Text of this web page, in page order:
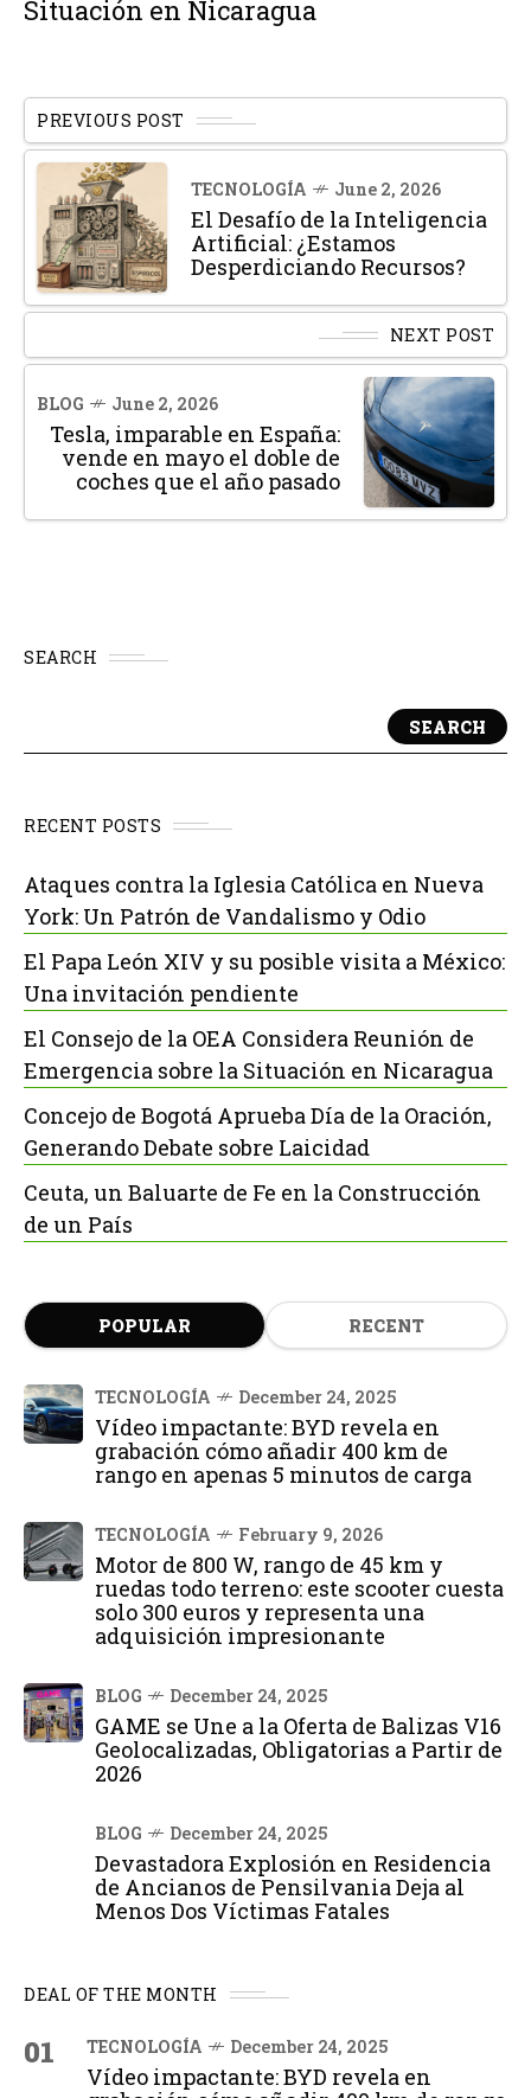
Situación en Nicaragua
PREVIOUS POST
TECNOLOGÍA June 2, 2026
El Desafío de la Inteligencia
Artificial: ¿Estamos
Desperdiciando Recursos?
NEXT POST
BLOG June 2, 2026
Tesla, imparable en España:
vende en mayo el doble de
coches que el año pasado
SEARCH
SEARCH
RECENT POSTS
Ataques contra la Iglesia Católica en Nueva
York: Un Patrón de Vandalismo y Odio
El Papa León XIV y su posible visita a México:
Una invitación pendiente
El Consejo de la OEA Considera Reunión de
Emergencia sobre la Situación en Nicaragua
Concejo de Bogotá Aprueba Día de la Oración,
Generando Debate sobre Laicidad
Ceuta, un Baluarte de Fe en la Construcción
de un País
POPULAR RECENT
TECNOLOGÍA December 24, 2025
Vídeo impactante: BYD revela en
grabación cómo añadir 400 km de
rango en apenas 5 minutos de carga
TECNOLOGÍA February 9, 2026
Motor de 800 W, rango de 45 km y
ruedas todo terreno: este scooter cuesta
solo 300 euros y representa una
adquisición impresionante
BLOG December 24, 2025
GAME se Une a la Oferta de Balizas V16
Geolocalizadas, Obligatorias a Partir de
2026
BLOG December 24, 2025
Devastadora Explosión en Residencia
de Ancianos de Pensilvania Deja al
Menos Dos Víctimas Fatales
DEAL OF THE MONTH
01 TECNOLOGÍA December 24, 2025
Vídeo impactante: BYD revela en